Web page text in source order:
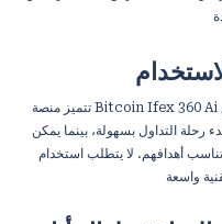
تتميز منصة Bitcoin Ifex 360 Ai بواجهة استخدام سهلة الاستخدام تناسب جميع
رحلة التداول بسهولة، بينما يمكن
أهدافهم. لا يتطلب استخدام